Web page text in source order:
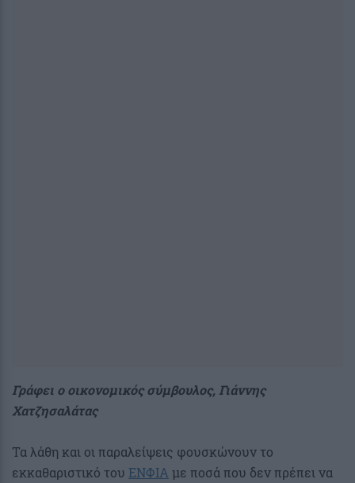
Γράφει ο οικονομικός σύμβουλος, Γιάννης
Χατζησαλάτας
Τα λάθη και οι παραλείψεις φουσκώνουν το
εκκαθαριστικό του ΕΝΦΙΑ με ποσά που δεν πρέπει να